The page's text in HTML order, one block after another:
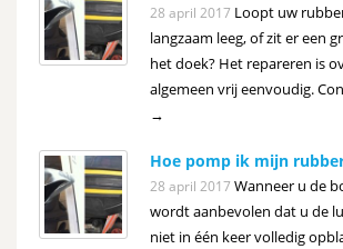
28 april 2017 Loopt uw
langzaam leeg, of zit er een
het doek? Het repareren is
algemeen vrij eenvoudig.
→
Hoe pomp ik mijn
28 april 2017 Wanneer u de
wordt aanbevolen dat u de
niet in één keer volledig